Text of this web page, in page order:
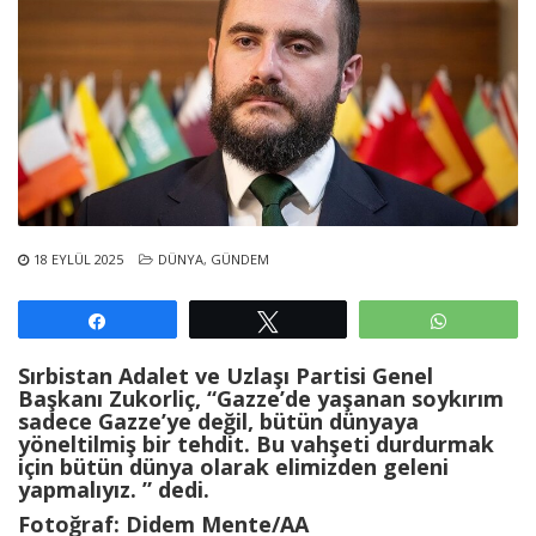
18 EYLÜL 2025 DÜNYA, GÜNDEM
Sırbistan Adalet ve Uzlaşı Partisi Genel
Başkanı Zukorliç, “Gazze’de yaşanan soykırım
sadece Gazze’ye değil, bütün dünyaya
yöneltilmiş bir tehdit. Bu vahşeti durdurmak
için bütün dünya olarak elimizden geleni
yapmalıyız. ” dedi.
Fotoğraf: Didem Mente/AA